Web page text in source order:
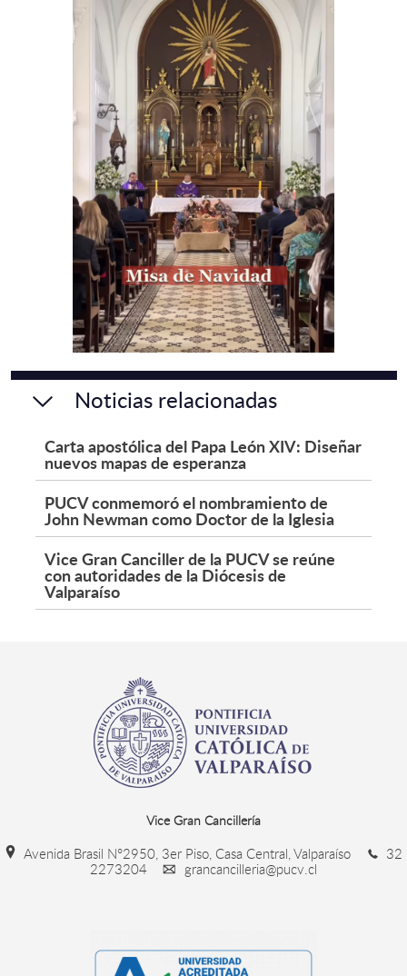
Noticias relacionadas
Carta apostólica del Papa León XIV: Diseñar
nuevos mapas de esperanza
PUCV conmemoró el nombramiento de
John Newman como Doctor de la Iglesia
Vice Gran Canciller de la PUCV se reúne
con autoridades de la Diócesis de
Valparaíso
Vice Gran Cancillería
Avenida Brasil N°2950, 3er Piso, Casa Central, Valparaíso
32
2273204
grancancilleria@pucv.cl